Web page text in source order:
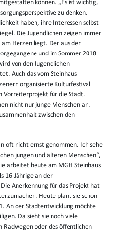
können. „Es ist wichtig,
zu denken.
haben, ihre Interessen selbst
Die Jugendlichen zeigen immer
Herzen liegt. Der aus der
und im Sommer 2018
von den Jugendlichen
Auch das vom Steinhaus
organisierte Kulturfestival
Vorreiterprojekt für die Stadt.
nicht nur junge Menschen an,
zwischen den
oft nicht ernst genommen. Ich sehe
jungen und älteren Menschen“,
arbeitet heute am MGH Steinhaus
16-Jährige an der
Anerkennung für das Projekt hat
Heute plant sie schon
An der Stadtentwicklung möchte
Da sieht sie noch viele
Radwegen oder des öffentlichen